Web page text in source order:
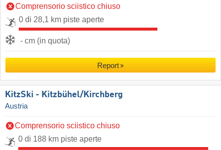
Comprensorio sciistico chiuso
0 di 28,1 km piste aperte
- cm (in quota)
Report
KitzSki - Kitzbühel/​Kirchberg
Austria
Comprensorio sciistico chiuso
0 di 188 km piste aperte